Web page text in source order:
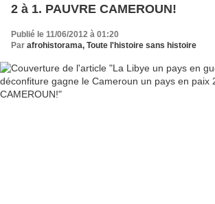
2 à 1. PAUVRE CAMEROUN!
Publié le 11/06/2012 à 01:20
Par afrohistorama, Toute l'histoire sans histoire